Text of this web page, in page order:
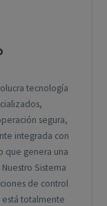
tecnología
segura,
integrada con
que genera una
Sistema
de control
totalmente